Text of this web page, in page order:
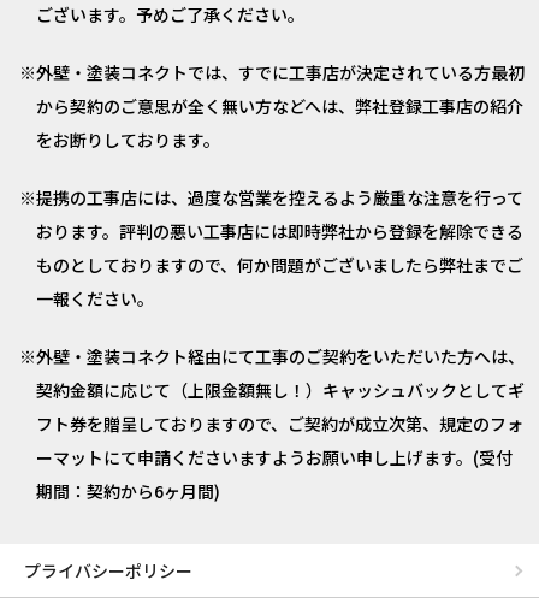
ございます。予めご了承ください。
外壁・塗装コネクトでは、すでに工事店が決定されている方最初
から契約のご意思が全く無い方などへは、弊社登録工事店の紹介
をお断りしております。
提携の工事店には、過度な営業を控えるよう厳重な注意を行って
おります。評判の悪い工事店には即時弊社から登録を解除できる
ものとしておりますので、何か問題がございましたら弊社までご
一報ください。
外壁・塗装コネクト経由にて工事のご契約をいただいた方へは、
契約金額に応じて（上限金額無し！）キャッシュバックとしてギ
フト券を贈呈しておりますので、ご契約が成立次第、規定のフォ
ーマットにて申請くださいますようお願い申し上げます。(受付
期間：契約から6ヶ月間)
プライバシーポリシー